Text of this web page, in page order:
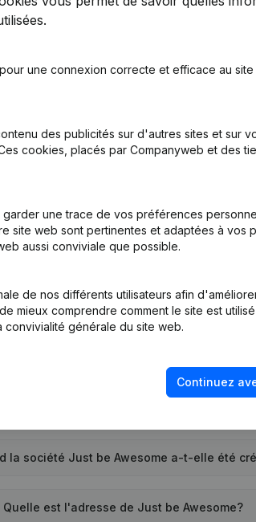
Personne Morale, Ouverture Succursale,
la société Just be Awesome a-t-elle été
Quelle est l'adresse de Just be Awesome?
une connexion correcte et efficace au
des publicités sur d'autres sites et sur
cookies, placés par Companyweb et des
une trace de vos préférences
site web sont pertinentes et adaptées à vos
aussi conviviale que possible.
de nos différents utilisateurs afin
mieux comprendre comment le site est
convivialité générale du site web.
Continuez